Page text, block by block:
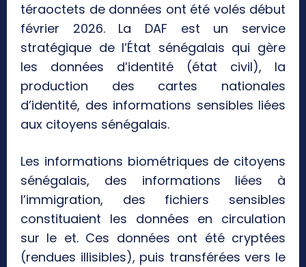
téraoctets de données ont été volés début
février 2026. La DAF est un service
stratégique de l’État sénégalais qui gère
les données d’identité (état civil), la
production des cartes nationales
d’identité, des informations sensibles liées
aux citoyens sénégalais.
Les informations biométriques de citoyens
sénégalais, des informations liées à
l’immigration, des fichiers sensibles
constituaient les données en circulation
sur le et. Ces données ont été cryptées
(rendues illisibles), puis transférées vers le